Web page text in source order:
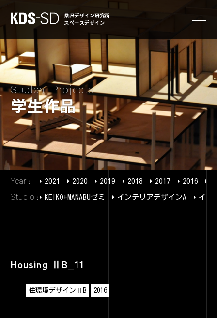
KDS-SD
桑沢デザイン研究所
スペースデザイン
Student Projects
学生作品
Year 2021 2020 2019 2018 2017 2016
Studio KEIKO+MANABUゼミ インテリアデザインA イン
Housing ⅡB_11
住環境デザインⅡB 2016